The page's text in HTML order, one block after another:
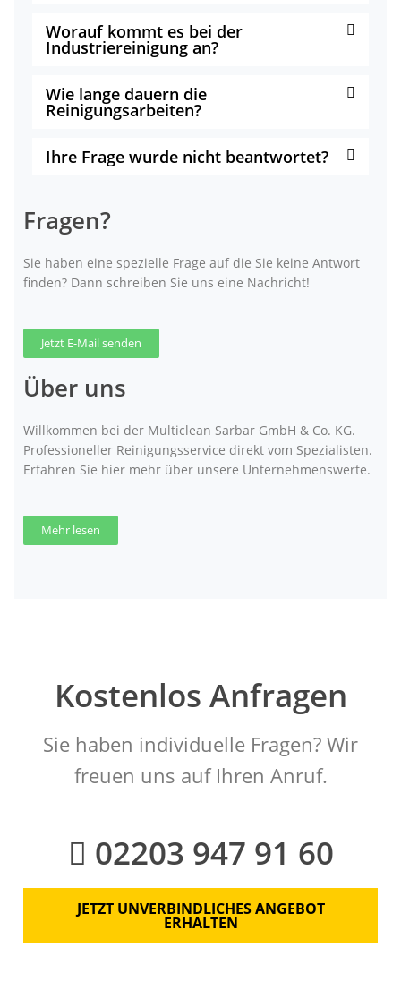
Worauf kommt es bei der
Industriereinigung an?
Wie lange dauern die
Reinigungsarbeiten?
Ihre Frage wurde nicht beantwortet?
Fragen?
Sie haben eine spezielle Frage auf die Sie keine Antwort
finden? Dann schreiben Sie uns eine Nachricht!
Jetzt E-Mail senden
Über uns
Willkommen bei der Multiclean Sarbar GmbH & Co. KG.
Professioneller Reinigungsservice direkt vom Spezialisten.
Erfahren Sie hier mehr über unsere Unternehmenswerte.
Mehr lesen
Kostenlos Anfragen
Sie haben individuelle Fragen? Wir
freuen uns auf Ihren Anruf.
02203 947 91 60
JETZT UNVERBINDLICHES ANGEBOT
ERHALTEN